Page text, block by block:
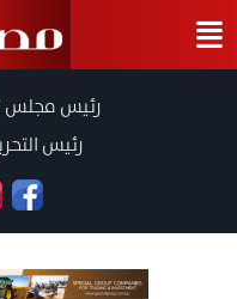
رئيس مجلس
رئيس